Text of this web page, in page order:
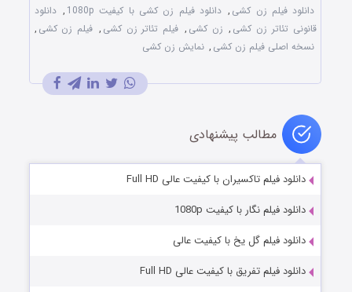
دانلود فیلم زن کشی , دانلود فیلم زن کشی با کیفیت 1080p , دانلود
قانونی تئاتر زن کشی , زن کشی , فیلم تئاتر زن کشی , فیلم زن کشی ,
نسخه اصلی فیلم زن کشی , نمایش زن کشی
مطالب پیشنهادی
دانلود فیلم تاکسیران با کیفیت عالی Full HD
دانلود فیلم نگار با کیفیت 1080p
دانلود فیلم گل یخ با کیفیت عالی
دانلود فیلم تفریق با کیفیت عالی Full HD